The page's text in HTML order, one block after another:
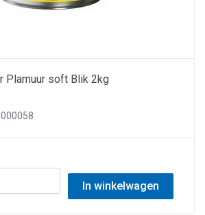
Plamuur soft Blik 2kg
In winkelwagen